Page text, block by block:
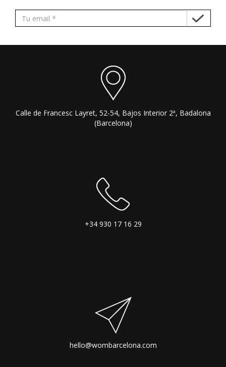
Calle de Francesc Layret, 52-54, Bajos Interior 2ª, Badalona
(Barcelona)
+34 930 17 16 29
hello@wombarcelona.com